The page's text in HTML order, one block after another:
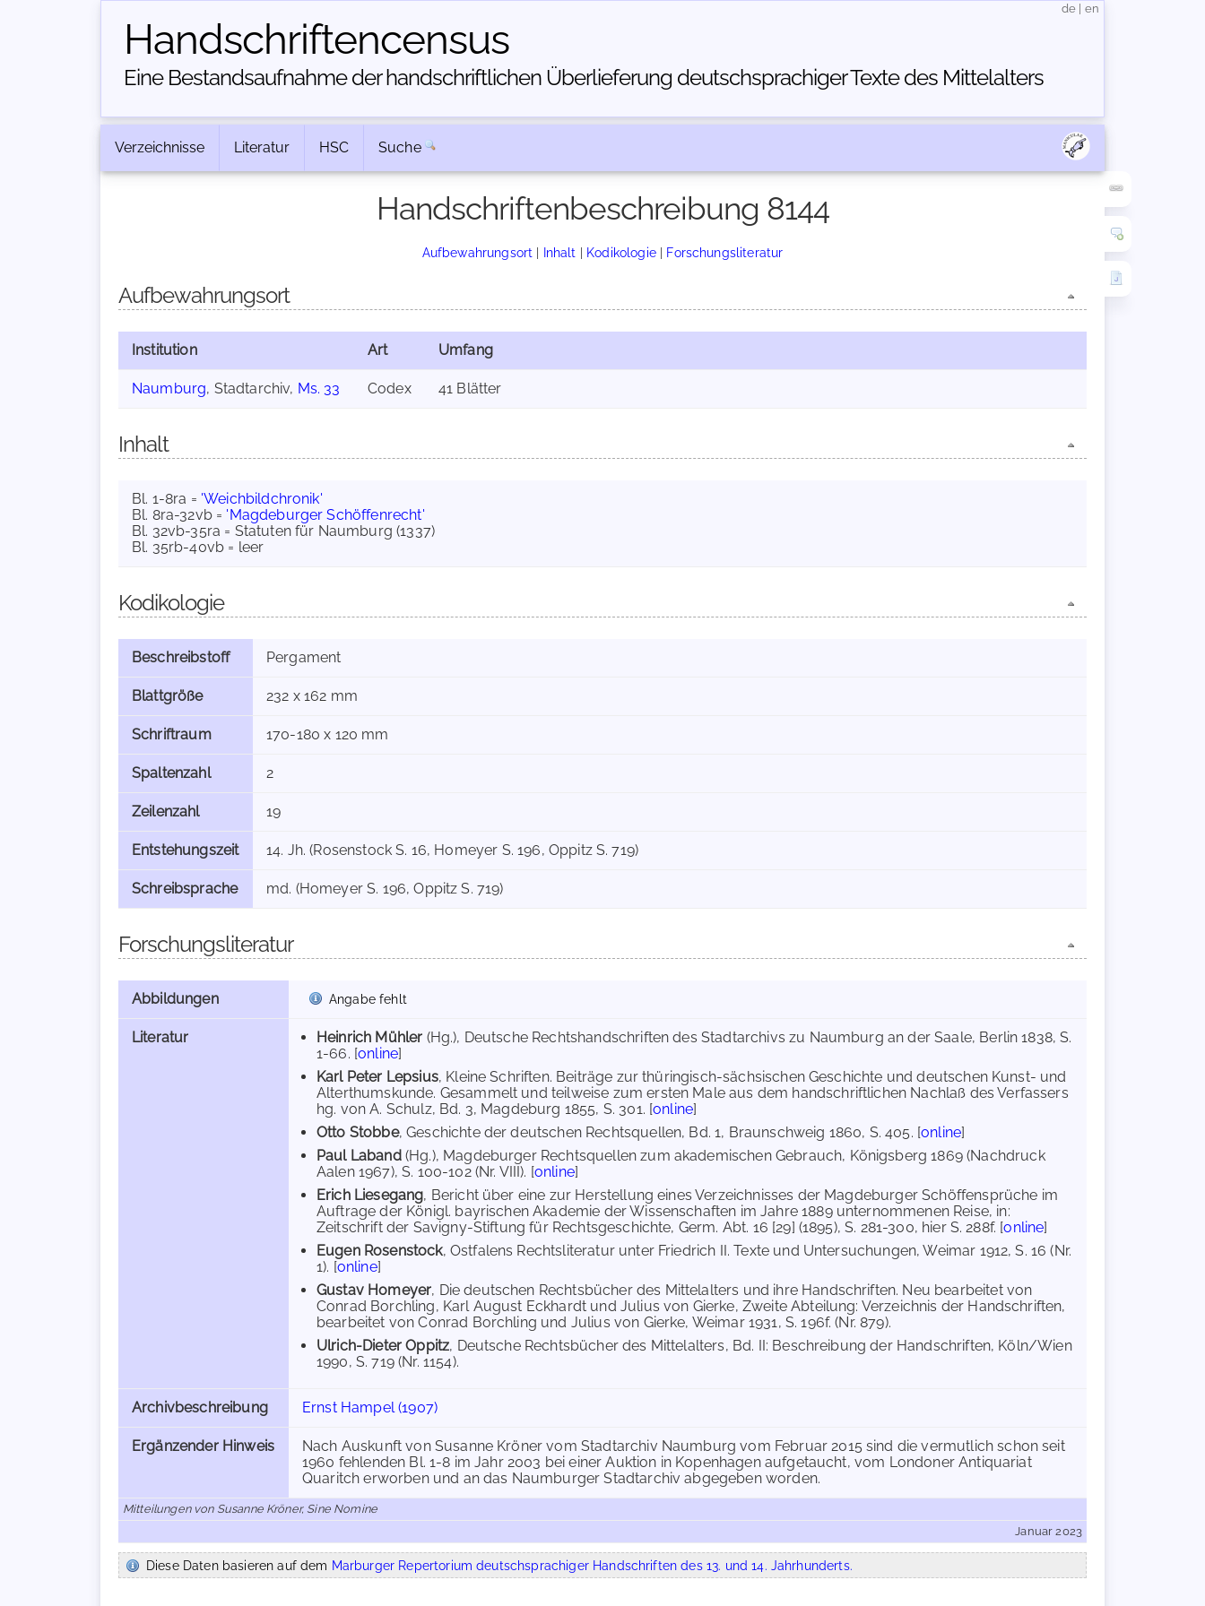
Handschriften­census
Eine Bestandsaufnahme der handschriftlichen Über­lieferung deutschsprachiger Texte des Mittelalters
de en
Verzeichnisse Literatur HSC Suche
Handschriftenbeschreibung 8144
Aufbewahrungsort | Inhalt | Kodikologie| Forschungsliteratur
Aufbewahrungsort
Institution Art Umfang
Naumburg, Stadtarchiv, Ms. 33 Codex 41 Blätter
Inhalt
Bl. 1-8ra = 'Weichbildchronik'
Bl. 8ra-32vb = 'Magdeburger Schöffenrecht'
Bl. 32vb-35ra = Statuten für Naumburg (1337)
Bl. 35rb-40vb = leer
Kodikologie
Beschreibstoff Pergament
Blattgröße 232 x 162 mm
Schriftraum 170-180 x 120 mm
Spaltenzahl 2
Zeilenzahl 19
Entstehungszeit 14. Jh. (Rosenstock S. 16, Homeyer S. 196, Oppitz S. 719)
Schreibsprache md. (Homeyer S. 196, Oppitz S. 719)
Forschungsliteratur
Abbildungen Angabe fehlt
Literatur Heinrich Mühler (Hg.), Deutsche Rechtshandschriften des Stadtarchivs zu Naumburg an der Saale, Berlin 1838, S.
1-66. [online]
Karl Peter Lepsius, Kleine Schriften. Beiträge zur thüringisch-sächsischen Geschichte und deutschen Kunst- und
Alterthumskunde. Gesammelt und teilweise zum ersten Male aus dem handschriftlichen Nachlaß des Verfassers
hg. von A. Schulz, Bd. 3, Magdeburg 1855, S. 301. [online]
Otto Stobbe, Geschichte der deutschen Rechtsquellen, Bd. 1, Braunschweig 1860, S. 405. [online]
Paul Laband (Hg.), Magdeburger Rechtsquellen zum akademischen Gebrauch, Königsberg 1869 (Nachdruck
Aalen 1967), S. 100-102 (Nr. VIII). [online]
Erich Liesegang, Bericht über eine zur Herstellung eines Verzeichnisses der Magdeburger Schöffensprüche im
Auftrage der Königl. bayrischen Akademie der Wissenschaften im Jahre 1889 unternommenen Reise, in:
Zeitschrift der Savigny-Stiftung für Rechtsgeschichte, Germ. Abt. 16 [29] (1895), S. 281-300, hier S. 288f. [online]
Eugen Rosenstock, Ostfalens Rechtsliteratur unter Friedrich II. Texte und Untersuchungen, Weimar 1912, S. 16 (Nr.
1). [online]
Gustav Homeyer, Die deutschen Rechtsbücher des Mittelalters und ihre Handschriften. Neu bearbeitet von
Conrad Borchling, Karl August Eckhardt und Julius von Gierke, Zweite Abteilung: Verzeichnis der Handschriften,
bearbeitet von Conrad Borchling und Julius von Gierke, Weimar 1931, S. 196f. (Nr. 879).
Ulrich-Dieter Oppitz, Deutsche Rechtsbücher des Mittelalters, Bd. II: Beschreibung der Handschriften, Köln/Wien
1990, S. 719 (Nr. 1154).
Archivbeschreibung Ernst Hampel (1907)
Ergänzender Hinweis
Nach Auskunft von Susanne Kröner vom Stadtarchiv Naumburg vom Februar 2015 sind die vermutlich schon seit
1960 fehlenden Bl. 1-8 im Jahr 2003 bei einer Auktion in Kopenhagen aufgetaucht, vom Londoner Antiquariat
Quaritch erworben und an das Naumburger Stadtarchiv abgegeben worden.
Mitteilungen von Susanne Kröner, Sine Nomine
Januar 2023
Diese Daten basieren auf dem Marburger Repertorium deutschsprachiger Handschriften des 13. und 14. Jahrhunderts.